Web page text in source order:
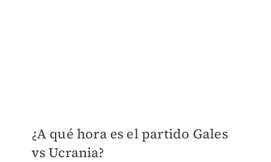
¿A qué hora es el partido Gales
vs Ucrania?